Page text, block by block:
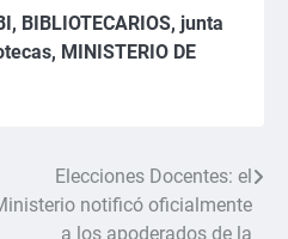
, BIBLIOTECARIOS, junta
, MINISTERIO DE
Elecciones Docentes: el
notificó oficialmente
a los apoderados de la